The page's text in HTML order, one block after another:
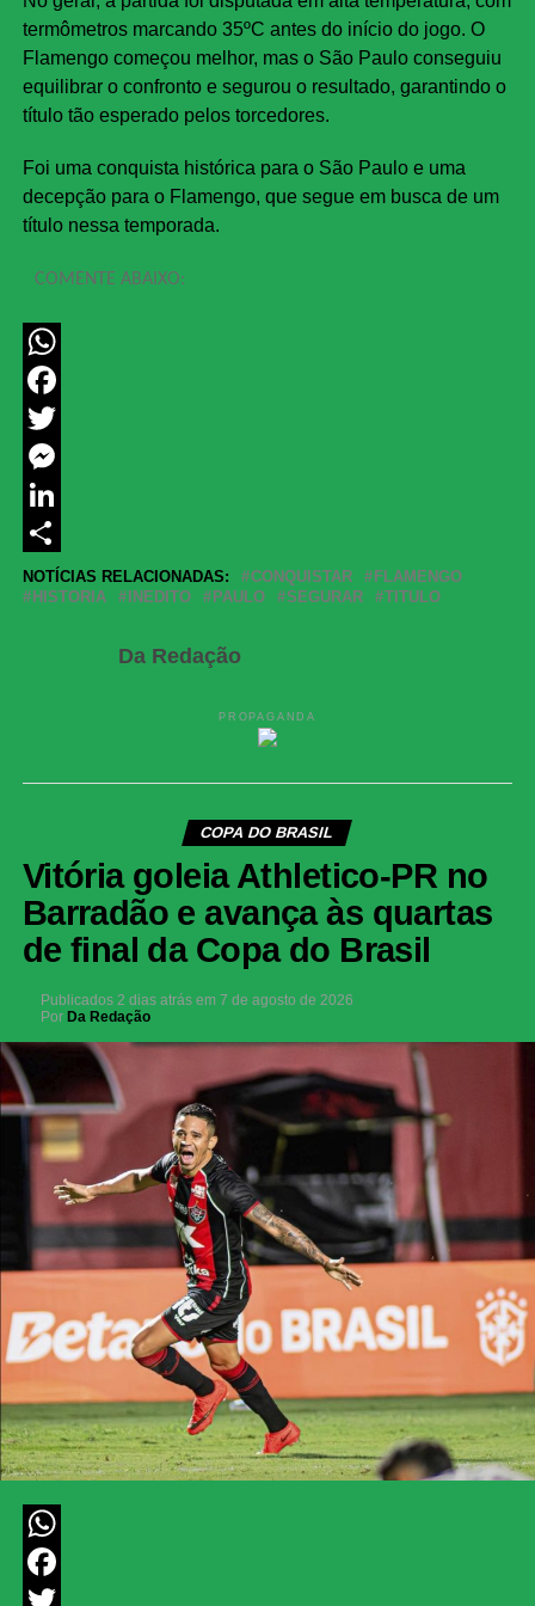
termômetros marcando 35ºC antes do início do jogo. O
Flamengo começou melhor, mas o São Paulo conseguiu
equilibrar o confronto e segurou o resultado, garantindo o
título tão esperado pelos torcedores.
Foi uma conquista histórica para o São Paulo e uma
decepção para o Flamengo, que segue em busca de um
título nessa temporada.
COMENTE ABAIXO:
WhatsApp
Facebook
Twitter
Messenger
LinkedIn
Share
NOTÍCIAS RELACIONADAS: CONQUISTAR
FLAMENGO
HISTORIA
INEDITO PAULO SEGURAR TITULO
Da Redação
PROPAGANDA
COPA DO BRASIL
Vitória goleia Athletico-PR no
Barradão e avança às quartas
de final da Copa do Brasil
Publicados 2 dias atrás em 7 de agosto de 2026
Por Da Redação
WhatsApp
Facebook